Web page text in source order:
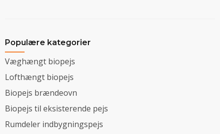
Populære kategorier
Væghængt biopejs
Lofthængt biopejs
Biopejs brændeovn
Biopejs til eksisterende pejs
Rumdeler indbygningspejs